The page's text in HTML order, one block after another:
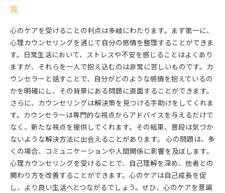
見
心のケアを受けることの利点は多岐にわたります。まず第一に、
心理カウンセリングを通じて自分の感情を整理することができま
す。日常生活において、ストレスや不安を感じることはよくあり
ますが、それらを一人で抱え込むのは非常に苦しいものです。カ
ウンセラーと話すことで、自分がどのような感情を抱えているの
かを明確にし、その背景にある問題に直面することができます。
さらに、カウンセリングは解決策を見つける手助けをしてくれま
す。カウンセラーは専門的な視点からアドバイスを与えるだけで
なく、新たな視点を提供してくれます。その結果、普段は気づか
ないような解決方法に出会えることがあります。 心の問題は、多
くの場合、コミュニケーションや人間関係に影響を及ぼします。
心理カウンセリングを受けることで、自己理解を深め、他者との
関わり方を改善することができます。心のケアは自己成長を促
し、より良い生活へとつながるでしょう。ぜひ、心のケアを意識